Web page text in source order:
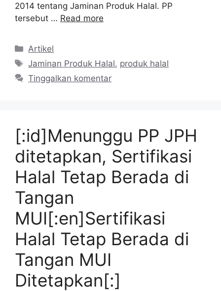
2014 tentang Jaminan Produk Halal. PP
tersebut … Read more
Kategori
Artikel
Tag
Jaminan Produk Halal, produk halal
Tinggalkan komentar
[:id]Menunggu PP JPH
ditetapkan, Sertifikasi
Halal Tetap Berada di
Tangan
MUI[:en]Sertifikasi
Halal Tetap Berada di
Tangan MUI
Ditetapkan[:]